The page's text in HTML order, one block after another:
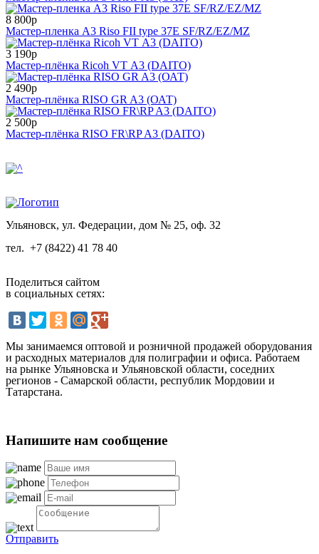
8 800р
Мастер-пленка A3 Riso FII type 37E SF/RZ/EZ/MZ
3 190р
Мастер-плёнка Ricoh VТ A3 (DAITO)
2 490р
Мастер-плёнка RISO GR A3 (ОАТ)
2 500р
Мастер-плёнка RISO FR\RP A3 (DAITO)
Ульяновск, ул. Федерации, дом № 25, оф. 32
тел. +7 (8422) 41 78 40
Поделиться сайтом
в социальных сетях:
Мы занимаемся оптовой и розничной продажей оборудования
и расходных материалов для полиграфии и офиса. Работаем
на рынке Ульяновска и Ульяновской области, соседних
регионов - Самарской области, республик Мордовии и
Татарстана.
Напишите нам сообщение
Отправить